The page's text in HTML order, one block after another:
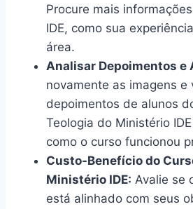
Procure mais
IDE, como sua
área.
Analisar Depoimentos e
novamente as imagens e
depoimentos de alunos
Teologia do Ministério
como o curso funcionou
Custo-Benefício do
Ministério IDE: Avalie se
está alinhado com seus